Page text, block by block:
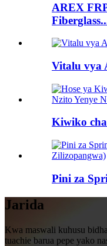
AREX
Vitalu vya
Kiwiko
Pini za
Jarida
Kwa maswali kuhusu
tuachie barua pepe yako